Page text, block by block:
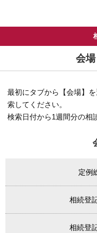
会
最初にタブから【会場】
索してください。
検索日付から1週間分の相
定例
相続登
相続登